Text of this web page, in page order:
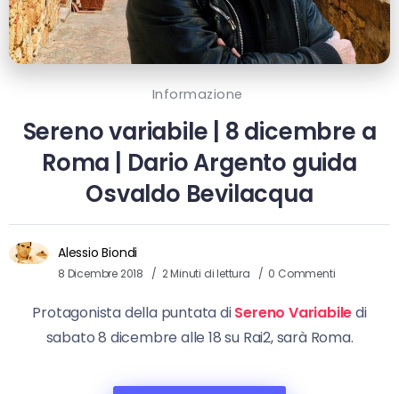
Informazione
Sereno variabile | 8 dicembre a
Roma | Dario Argento guida
Osvaldo Bevilacqua
Alessio Biondi
8 Dicembre 2018 2 Minuti di lettura 0 Commenti
Protagonista della puntata diSereno Variabiledi
sabato 8 dicembre alle 18 su Rai2, sarà Roma.